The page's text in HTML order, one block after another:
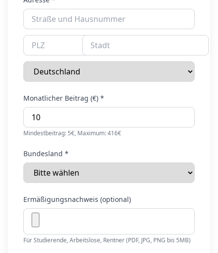
Monatlicher Beitrag (€) *
Mindestbeitrag: 5€, Maximum: 416€
Bundesland *
Ermäßigungsnachweis (optional)
Für Studierende, Arbeitslose, Rentner (PDF, JPG, PNG bis 5MB)